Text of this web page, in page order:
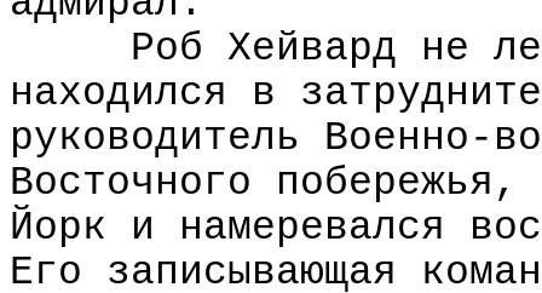
Роб Хейвард не
находился в
руководитель Военно-
Восточного
Йорк и намеревался
Его записывающая